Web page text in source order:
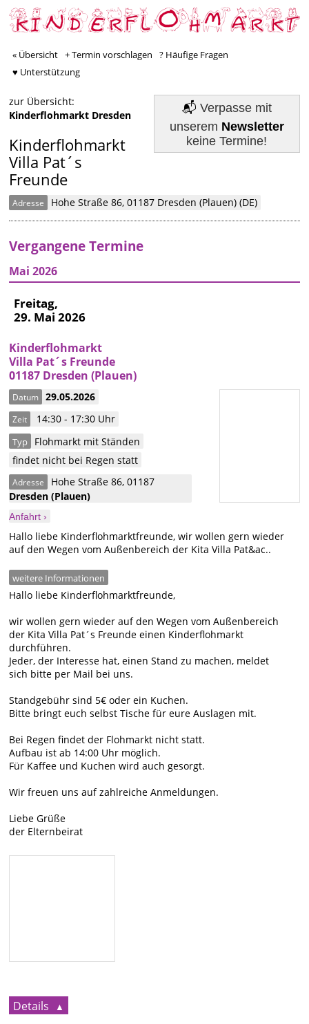
« Übersicht + Termin vorschlagen
? Häufige Fragen
♥ Unterstützung
📬 Verpasse mit
unserem Newsletter
keine Termine!
zur Übersicht:
Kinderflohmarkt Dresden
Kinderflohmarkt
Villa Pat´s
Freunde
Adresse Hohe Straße 86, 01187 Dresden (Plauen) (DE)
Vergangene Termine
Mai 2026
Freitag,
29. Mai 2026
Kinderflohmarkt
Villa Pat´s Freunde
01187 Dresden (Plauen)
Datum 29.05.2026
Zeit 14:30 - 17:30 Uhr
Typ
Flohmarkt mit Ständen
findet nicht bei Regen statt
Adresse Hohe Straße 86,01187
Dresden(Plauen)
Anfahrt ›
Hallo liebe Kinderflohmarktfreunde, wir wollen gern wieder
auf den Wegen vom Außenbereich der Kita Villa Pat&ac..
weitere Informationen
Hallo liebe Kinderflohmarktfreunde,
wir wollen gern wieder auf den Wegen vom Außenbereich
der Kita Villa Pat´s Freunde einen Kinderflohmarkt
durchführen.
Jeder, der Interesse hat, einen Stand zu machen, meldet
sich bitte per Mail bei uns.
Standgebühr sind 5€ oder ein Kuchen.
Bitte bringt euch selbst Tische für eure Auslagen mit.
Bei Regen findet der Flohmarkt nicht statt.
Aufbau ist ab 14:00 Uhr möglich.
Für Kaffee und Kuchen wird auch gesorgt.
Wir freuen uns auf zahlreiche Anmeldungen.
Liebe Grüße
der Elternbeirat
Details